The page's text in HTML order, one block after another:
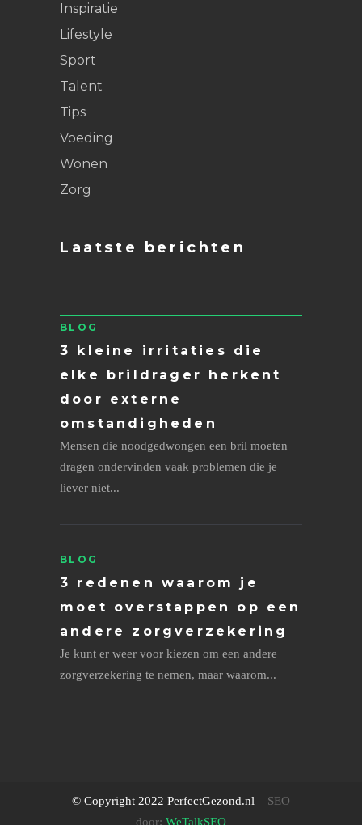
Inspiratie
Lifestyle
Sport
Talent
Tips
Voeding
Wonen
Zorg
Laatste berichten
BLOG
3 kleine irritaties die
elke brildrager herkent
door externe
omstandigheden
Mensen die noodgedwongen een bril moeten
dragen ondervinden vaak problemen die je
liever niet...
BLOG
3 redenen waarom je
moet overstappen op een
andere zorgverzekering
Je kunt er weer voor kiezen om een andere
zorgverzekering te nemen, maar waarom...
© Copyright 2022 PerfectGezond.nl – SEO
door: WeTalkSEO